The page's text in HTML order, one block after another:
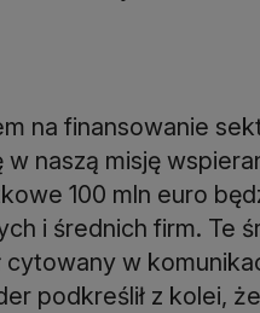
na finansowanie
naszą misję
100 mln euro
i średnich firm. Te
w
podkreślił z kolei,